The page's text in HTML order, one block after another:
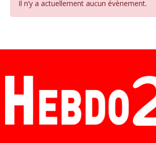
Il n’y a actuellement aucun évènement.